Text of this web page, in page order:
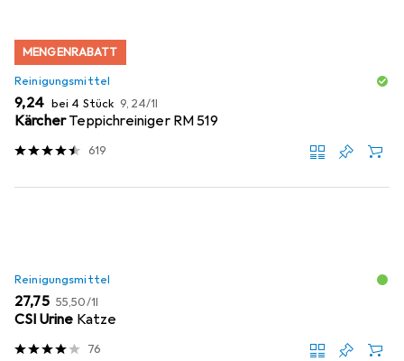
MENGENRABATT
Reinigungsmittel
EUR
9,24 bei 4 Stück EUR
9,24/1l
KärcherTeppichreiniger RM 519
619
Reinigungsmittel
EUR
27,75 EUR
55,50/1l
CSI Urine Katze
76